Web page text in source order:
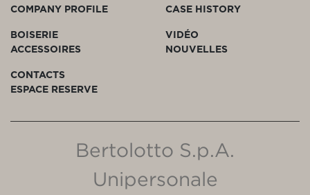
COMPANY PROFILE
CASE HISTORY
BOISERIE
ACCESSOIRES
VIDÉO
NOUVELLES
CONTACTS
ESPACE RESERVE
Bertolotto S.p.A.
Unipersonale